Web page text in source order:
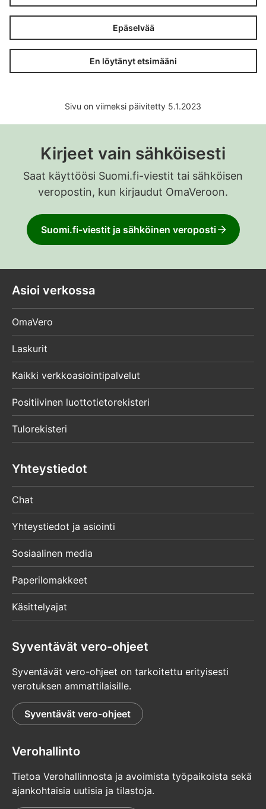
Epäselvää
En löytänyt etsimääni
Sivu on viimeksi päivitetty 5.1.2023
Kirjeet vain sähköisesti
Saat käyttöösi Suomi.fi-viestit tai sähköisen
veropostin, kun kirjaudut OmaVeroon.
Suomi.fi-viestit ja sähköinen veroposti
Asioi verkossa
OmaVero
Laskurit
Kaikki verkkoasiointipalvelut
Positiivinen luottotietorekisteri
Tulorekisteri
Yhteystiedot
Chat
Yhteystiedot ja asiointi
Sosiaalinen media
Paperilomakkeet
Käsittelyajat
Syventävät vero-ohjeet
Syventävät vero-ohjeet on tarkoitettu erityisesti
verotuksen ammattilaisille.
Syventävät vero-ohjeet
Verohallinto
Tietoa Verohallinnosta ja avoimista työpaikoista sekä
ajankohtaisia uutisia ja tilastoja.